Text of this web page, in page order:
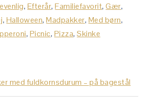
, Efterår,Familiefavorit,Gær,
, Halloween,Madpakker, Med børn,
, Picnic, Pizza,Skinke
med fuldkornsdurum – på bagestål